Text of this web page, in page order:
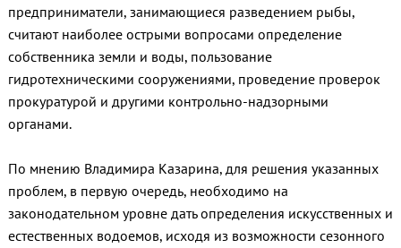
предприниматели, занимающиеся разведением рыбы,
считают наиболее острыми вопросами определение
собственника земли и воды, пользование
гидротехническими сооружениями, проведение проверок
прокуратурой и другими контрольно-надзорными
органами.
По мнению Владимира Казарина, для решения указанных
проблем, в первую очередь, необходимо на
законодательном уровне дать определения искусственных и
естественных водоемов, исходя из возможности сезонного